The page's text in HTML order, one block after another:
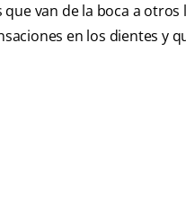
van de la boca a otros
en los dientes y